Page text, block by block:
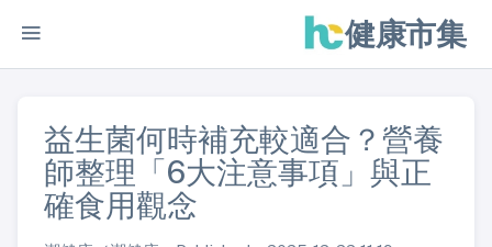
健康市集
益生菌何時補充較適合？營養
師整理「6大注意事項」與正
確食用觀念